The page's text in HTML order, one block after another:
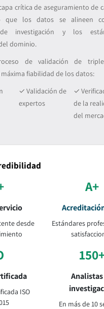
crítica de aseguramiento de
que los datos se alineen
investigación y los
dominio.
de validación de
fiabilidad de los datos:
✓ Validación de
expertos
✓
de la
del
desde
A+
Estándares
ISO
En más de 10